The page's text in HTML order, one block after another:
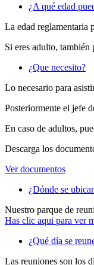
¿A qué edad
La edad reglamentaria
Si eres adulto,
¿Que necesito?
Lo necesario para
Posteriormente el jefe
En caso de adultos,
Descarga los
Ver documentos
¿Dónde se
Nuestro parque de
Has clic aqui para ver
¿Qué día se
Las reuniones son los